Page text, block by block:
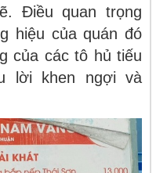
Điều quan trọng
hiệu của quán đó
của các tô hủ tiếu
lời khen ngợi và